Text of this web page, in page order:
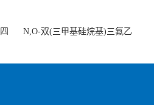
N,O-双(三甲基硅烷基)三氟乙